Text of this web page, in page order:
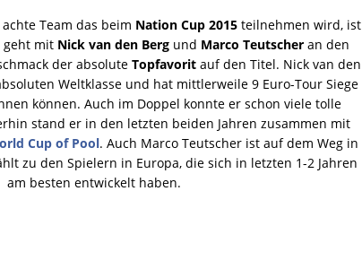
achte Team das beim Nation Cup 2015 teilnehmen wird, ist
geht mit Nick van den Berg und Marco Teutscher an den
der absolute Topfavoritauf den Titel. Nick van den
Weltklasse und hat mittlerweile 9 Euro-Tour Siege
können. Auch im Doppel konnte er schon viele tolle
stand er in den letzten beiden Jahren zusammen mit
Cup of Pool. Auch Marco Teutscher ist auf dem Weg in
zu den Spielern in Europa, die sich in letzten 1-2 Jahren
am besten entwickelt haben.